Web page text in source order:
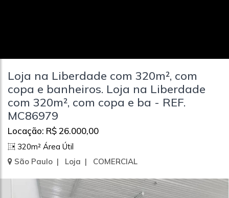
Loja na Liberdade com 320m², com
copa e banheiros. Loja na Liberdade
com 320m², com copa e ba - REF.
MC86979
Locação: R$ 26.000,00
320m² Área Útil
São Paulo | Loja | COMERCIAL